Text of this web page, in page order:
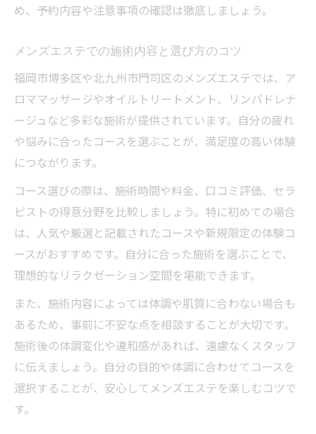
め、予約内容や注意事項の確認は徹底しましょう。
メンズエステでの施術内容と選び方のコツ
福岡市博多区や北九州市門司区のメンズエステでは、ア
ロママッサージやオイルトリートメント、リンパドレナ
ージュなど多彩な施術が提供されています。自分の疲れ
や悩みに合ったコースを選ぶことが、満足度の高い体験
につながります。
コース選びの際は、施術時間や料金、口コミ評価、セラ
ピストの得意分野を比較しましょう。特に初めての場合
は、人気や厳選と記載されたコースや新規限定の体験コ
ースがおすすめです。自分に合った施術を選ぶことで、
理想的なリラクゼーション空間を堪能できます。
また、施術内容によっては体調や肌質に合わない場合も
あるため、事前に不安な点を相談することが大切です。
施術後の体調変化や違和感があれば、遠慮なくスタッフ
に伝えましょう。自分の目的や体調に合わせてコースを
選択することが、安心してメンズエステを楽しむコツで
す。